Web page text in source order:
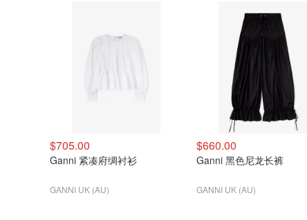
$705.00
Ganni 紧凑府绸衬衫
GANNI UK (AU)
$660.00
Ganni 黑色尼龙长裤
GANNI UK (AU)